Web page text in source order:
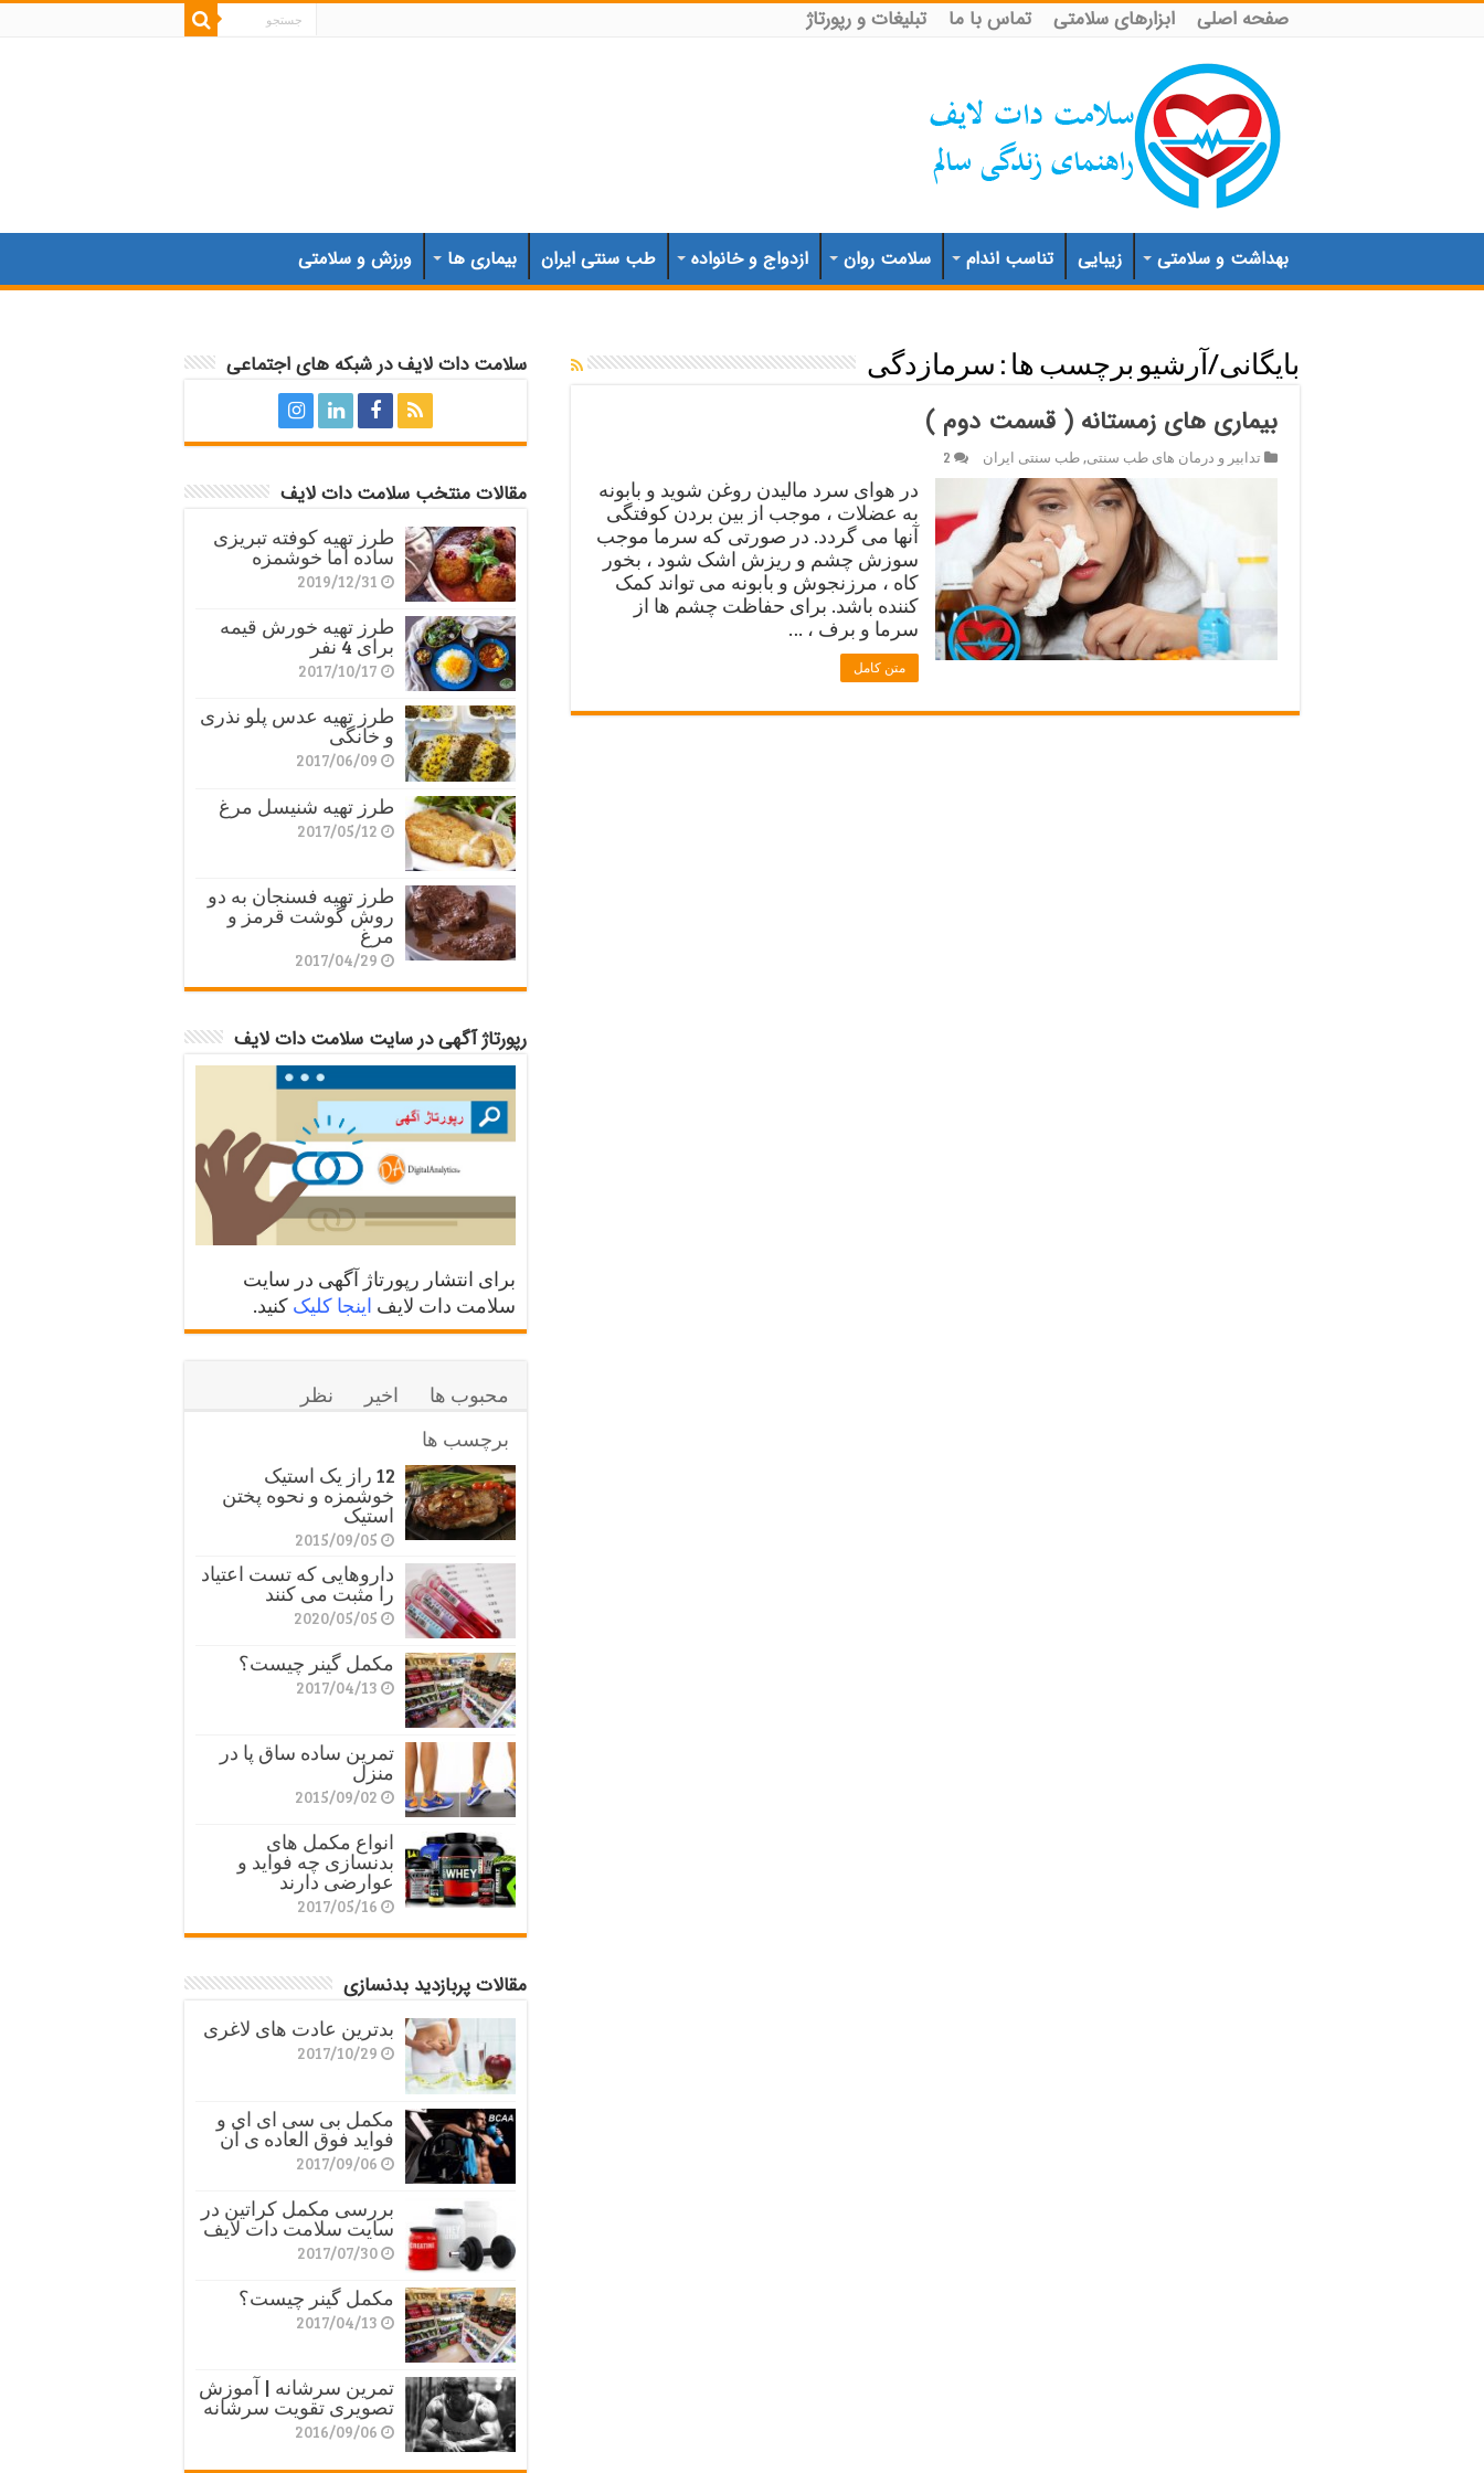
صفحه اصلی ابزارهای سلامتی تماس با ما تبلیغات و رپورتاژ
بهداشت و سلامتی زیبایی تناسب اندام سلامت روان ازدواج و خانواده طب سنتی ایران بیماری ها ورزش و سلامتی
بایگانی/آرشیو برچسب ها : سرمازدگی
بیماری های زمستانه ( قسمت دوم )
تدابیر و درمان های طب سنتی,طب سنتی ایران 2
در هوای سرد مالیدن روغن شوید و بابونه
به عضلات ، موجب از بین بردن کوفتگی
آنها می گردد. در صورتی که سرما موجب
سوزش چشم و ریزش اشک شود ، بخور
کاه ، مرزنجوش و بابونه می تواند کمک
کننده باشد. برای حفاظت چشم ها از
سرما و برف ، …
متن کامل
سلامت دات لایف در شبکه های اجتماعی
مقالات منتخب سلامت دات لایف
طرز تهیه کوفته تبریزی
ساده اما خوشمزه
2019/12/31
طرز تهیه خورش قیمه
برای 4 نفر
2017/10/17
طرز تهیه عدس پلو نذری
و خانگی
2017/06/09
طرز تهیه شنیسل مرغ
2017/05/12
طرز تهیه فسنجان به دو
روش گوشت قرمز و
مرغ
2017/04/29
رپورتاژ آگهی در سایت سلامت دات لایف
برای انتشار رپورتاژ آگهی در سایت
سلامت دات لایف اینجا کلیک کنید.
محبوب ها اخیر
نظر
برچسب ها
12 راز یک استیک
خوشمزه و نحوه پختن
استیک
2015/09/05
داروهایی که تست اعتیاد
را مثبت می کنند
2020/05/05
مکمل گینر چیست؟
2017/04/13
تمرین ساده ساق پا در
منزل
2015/09/02
انواع مکمل های
بدنسازی چه فواید و
عوارضی دارند
2017/05/16
مقالات پربازدید بدنسازی
بدترین عادت های لاغری
2017/10/29
مکمل بی سی ای ای و
فواید فوق العاده ی آن
2017/09/06
بررسی مکمل کراتین در
سایت سلامت دات لایف
2017/07/30
مکمل گینر چیست؟
2017/04/13
تمرین سرشانه | آموزش
تصویری تقویت سرشانه
2016/09/06